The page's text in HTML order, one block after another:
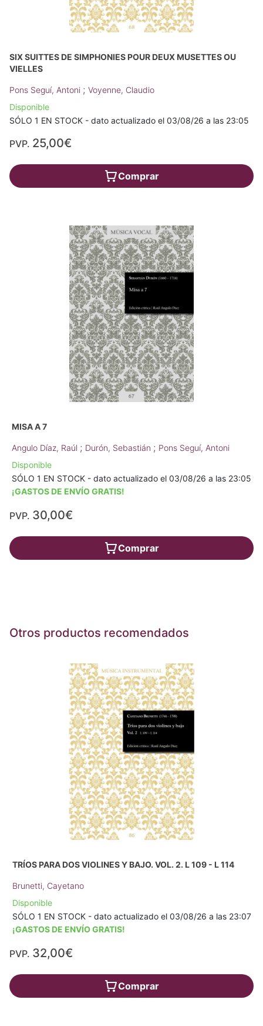
SIX SUITTES DE SIMPHONIES POUR DEUX MUSETTES OU
VIELLES
Pons Seguí, Antoni ; Voyenne, Claudio
Disponible
SÓLO 1 EN STOCK - dato actualizado el 03/08/26 a las 23:05
PVP. 25,00€
Comprar
MISA A 7
Angulo Díaz, Raúl ; Durón, Sebastián ; Pons Seguí, Antoni
Disponible
SÓLO 1 EN STOCK - dato actualizado el 03/08/26 a las 23:05
¡GASTOS DE ENVÍO GRATIS!
PVP. 30,00€
Comprar
Otros productos recomendados
TRÍOS PARA DOS VIOLINES Y BAJO. VOL. 2. L 109 - L 114
Brunetti, Cayetano
Disponible
SÓLO 1 EN STOCK - dato actualizado el 03/08/26 a las 23:07
¡GASTOS DE ENVÍO GRATIS!
PVP. 32,00€
Comprar